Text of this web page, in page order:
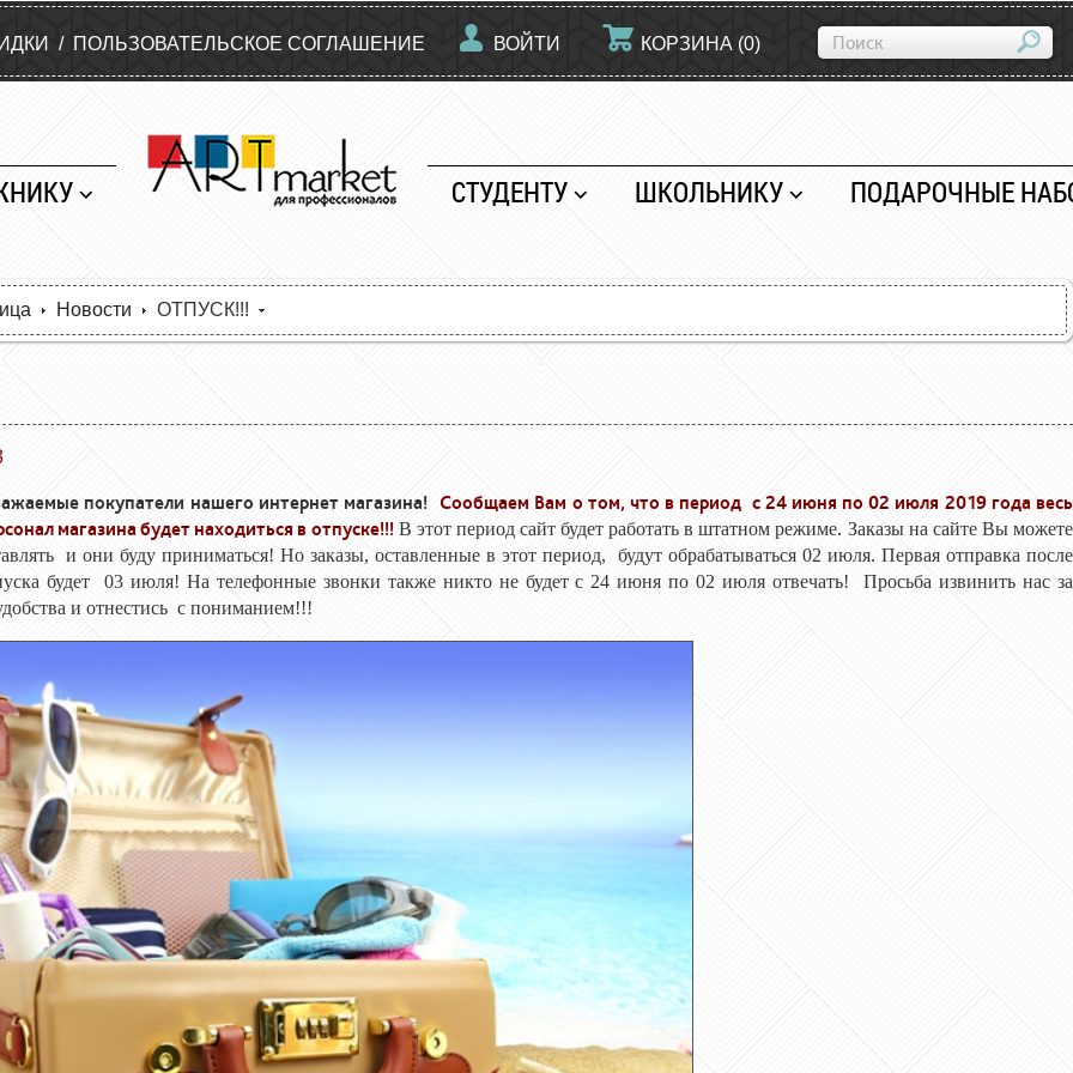
/ ПОЛЬЗОВАТЕЛЬСКОЕ СОГЛАШЕНИЕ ВОЙТИ КОРЗИНА (0)
СТУДЕНТУ ШКОЛЬНИКУ ПОДАРОЧНЫЕ
Новости ОТПУСК!!!
покупатели нашего интернет магазина! Сообщаем Вам о том, что в период с 24 июня по 02 июля 2019 года весь
магазина будет находиться в отпуске!!!В этот период сайт будет работать в штатном режиме. Заказы на сайте Вы можете
и они буду приниматься! Но заказы, оставленные в этот период, будут обрабатываться 02 июля. Первая отправка после
будет 03 июля! На телефонные звонки также никто не будет с 24 июня по 02 июля отвечать! Просьба извинить нас за
и отнестись с пониманием!!!